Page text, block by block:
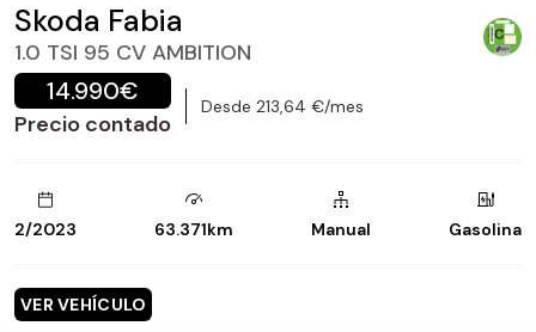
Skoda Fabia
1.0 TSI 95 CV AMBITION
14.990€
Precio contado
Desde 213,64 €/mes
2/2023 63.371km Manual Gasolina
VER VEHÍCULO